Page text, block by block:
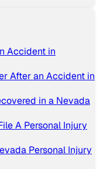
Accident in
After an Accident in
in a Nevada
A Personal Injury
Personal Injury